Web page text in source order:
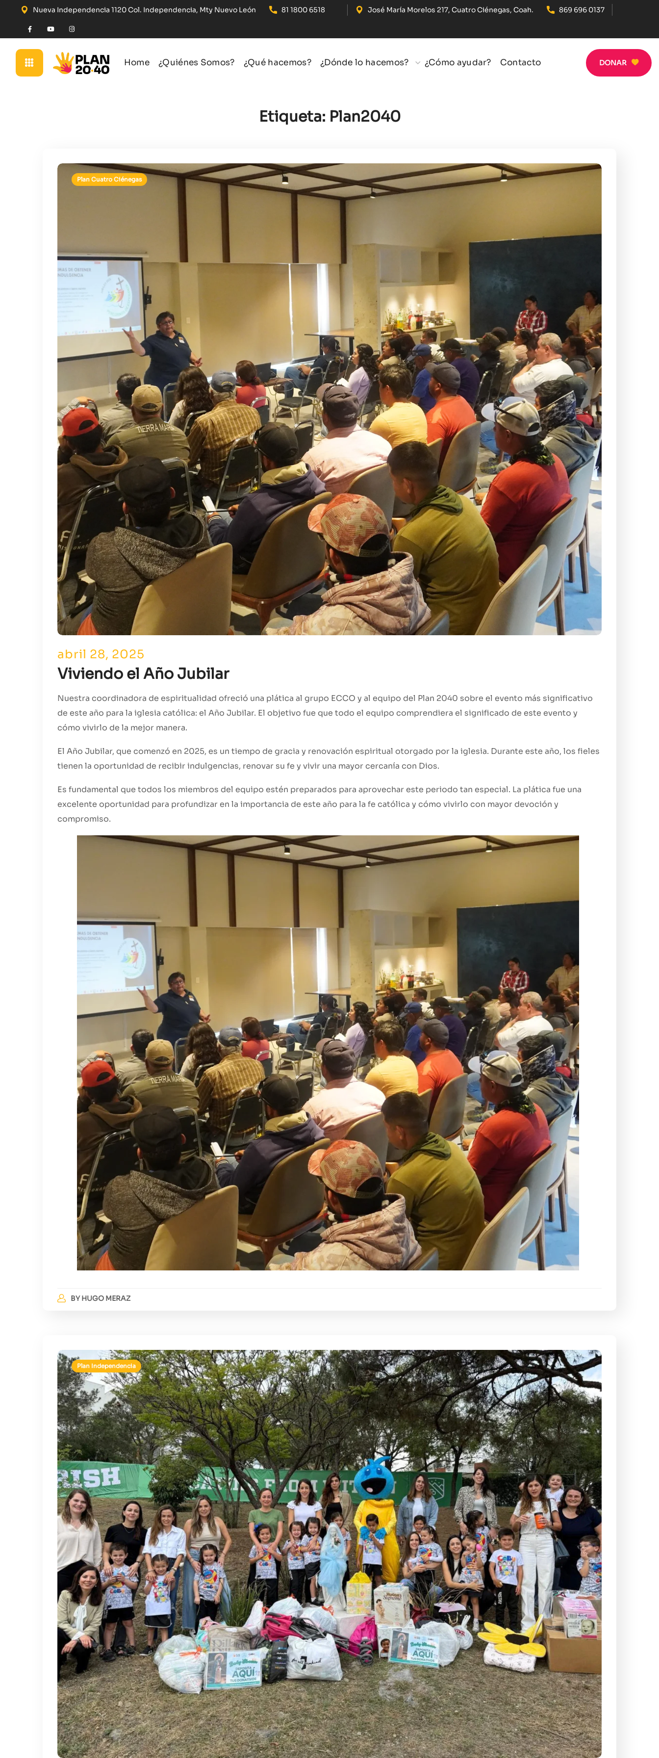
Nueva Independencia 1120 Col. Independencia, Mty Nuevo León 81 1800 6518 José María Morelos 217, Cuatro Ciénegas, Coah. 869 696 0137
Home ¿Quiénes Somos? ¿Qué hacemos? ¿Dónde lo hacemos? ¿Cómo ayudar? Contacto DONAR
Etiqueta: Plan2040
Plan Cuatro Ciénegas
abril 28, 2025
Viviendo el Año Jubilar
Nuestra coordinadora de espiritualidad ofreció una plática al grupo ECCO y al equipo del Plan 2040 sobre el evento más significativo
de este año para la iglesia católica: el Año Jubilar. El objetivo fue que todo el equipo comprendiera el significado de este evento y
cómo vivirlo de la mejor manera.
El Año Jubilar, que comenzó en 2025, es un tiempo de gracia y renovación espiritual otorgado por la iglesia. Durante este año, los fieles
tienen la oportunidad de recibir indulgencias, renovar su fe y vivir una mayor cercanía con Dios.
Es fundamental que todos los miembros del equipo estén preparados para aprovechar este periodo tan especial. La plática fue una
excelente oportunidad para profundizar en la importancia de este año para la fe católica y cómo vivirlo con mayor devoción y
compromiso.
BYHUGO MERAZ
Plan Independencia